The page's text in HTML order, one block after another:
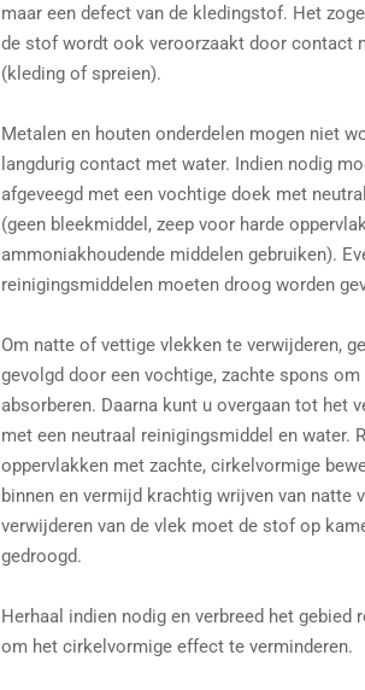
maar een defect van de kledingstof. Het
de stof wordt ook veroorzaakt door contact
(kleding of spreien).
Metalen en houten onderdelen mogen niet
langdurig contact met water. Indien nodig
afgeveegd met een vochtige doek met
(geen bleekmiddel, zeep voor harde
ammoniakhoudende middelen gebruiken).
reinigingsmiddelen moeten droog worden
Om natte of vettige vlekken te verwijderen,
gevolgd door een vochtige, zachte spons
absorberen. Daarna kunt u overgaan tot het
met een neutraal reinigingsmiddel en water.
oppervlakken met zachte, cirkelvormige
binnen en vermijd krachtig wrijven van natte
verwijderen van de vlek moet de stof op
gedroogd.
Herhaal indien nodig en verbreed het gebied
om het cirkelvormige effect te verminderen.